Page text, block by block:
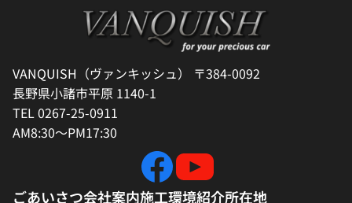
VANQUISH（ヴァンキッシュ） 〒384-0092
長野県小諸市平原 1140-1
TEL 0267-25-0911
AM8:30～PM17:30
ごあいさつ会社案内施工環境紹介所在地